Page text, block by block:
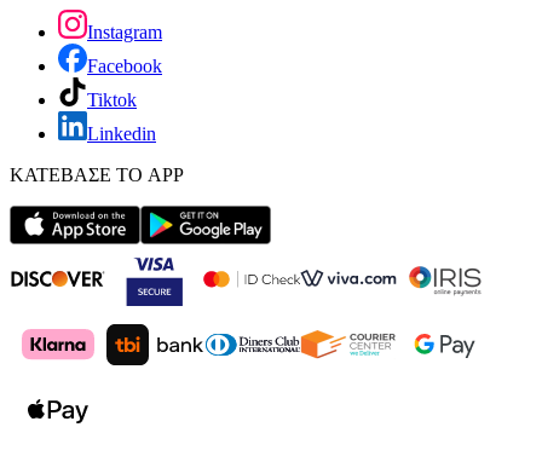
Instagram
Facebook
Tiktok
Linkedin
ΚΑΤΕΒΑΣΕ ΤΟ APP